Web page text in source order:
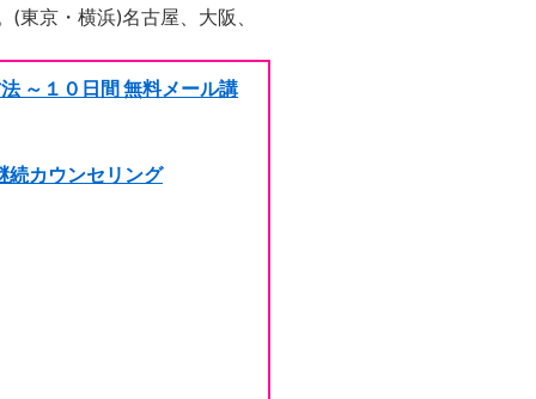
東京・横浜)名古屋、大阪、
～１０日間 無料メール講
続カウンセリング